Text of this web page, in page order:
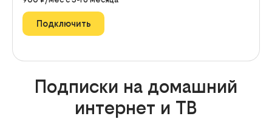
Подключить
Подписки на домашний
интернет и ТВ